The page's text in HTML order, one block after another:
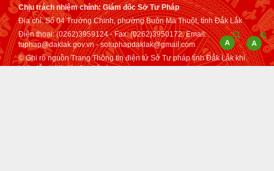
Chịu trách nhiệm chính: Giám đốc Sở Tư Pháp
Địa chỉ: Số 04 Trường Chinh, phường Buôn Ma Thuột, tỉnh Đắk Lắk
Điện thoại: (0262)3959124 - Fax: (0262)3950172. Email:
tuphap@daklak.gov.vn - sotuphapdaklak@gmail.com
© Ghi rõ nguồn Trang Thông tin điện tử Sở Tư pháp tỉnh Đắk Lắk khi
trích dẫn lại tin từ địa chỉ này.